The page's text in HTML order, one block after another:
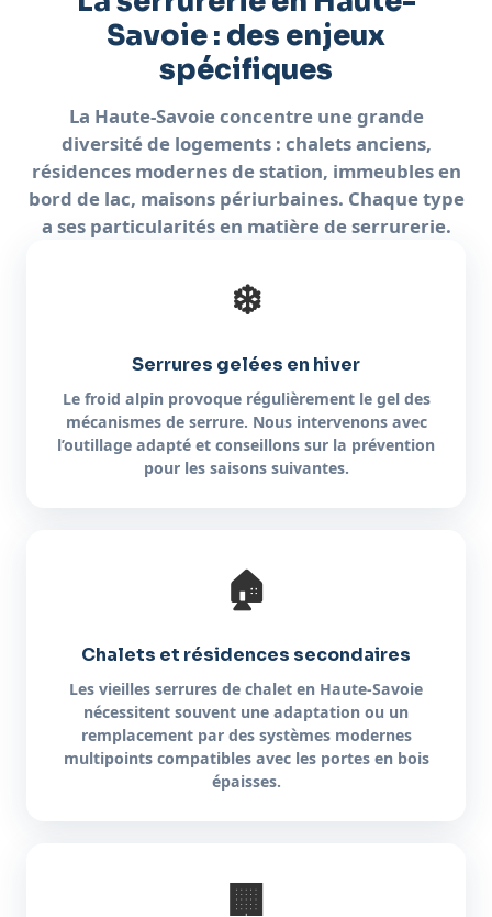
Savoie : des enjeux
spécifiques
La Haute-Savoie concentre une grande
diversité de logements : chalets anciens,
résidences modernes de station, immeubles en
bord de lac, maisons périurbaines. Chaque type
a ses particularités en matière de serrurerie.
❄️
Serrures gelées en hiver
Le froid alpin provoque régulièrement le gel des
mécanismes de serrure. Nous intervenons avec
l’outillage adapté et conseillons sur la prévention
pour les saisons suivantes.
🏠
Chalets et résidences secondaires
Les vieilles serrures de chalet en Haute-Savoie
nécessitent souvent une adaptation ou un
remplacement par des systèmes modernes
multipoints compatibles avec les portes en bois
épaisses.
🏢